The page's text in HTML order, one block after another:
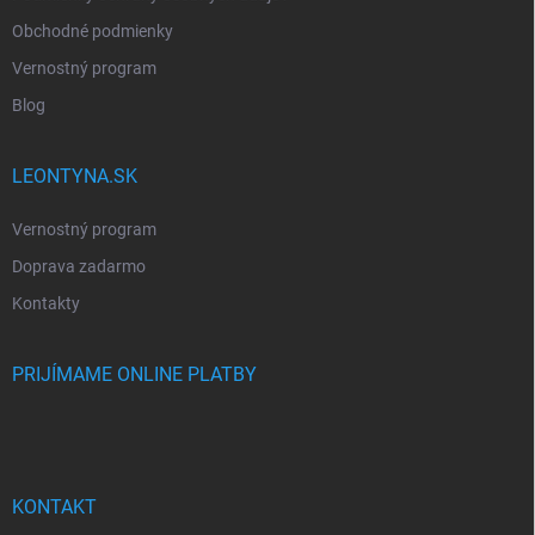
Obchodné podmienky
Vernostný program
Blog
LEONTYNA.SK
Vernostný program
Doprava zadarmo
Kontakty
PRIJÍMAME ONLINE PLATBY
KONTAKT